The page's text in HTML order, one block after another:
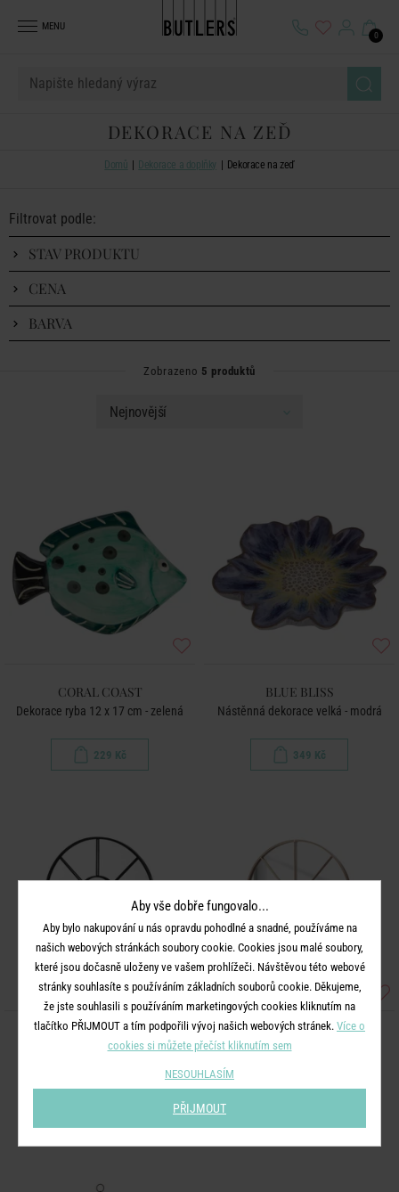
MENU
0
DEKORACE NA ZEĎ
Domů Dekorace a doplňky Dekorace na zeď
Filtrovat podle:
STAV PRODUKTU
CENA
BARVA
Zobrazeno 5 produktů
CORAL COAST
Dekorace ryba 12 x 17 cm - zelená
229 Kč
BLUE BLISS
Nástěnná dekorace velká - modrá
349 Kč
FINESTRA FINESTRA
Aby vše dobře fungovalo...
Aby bylo nakupování u nás opravdu pohodlné a snadné, používáme na
našich webových stránkách soubory cookie. Cookies jsou malé soubory,
které jsou dočasně uloženy ve vašem prohlížeči. Návštěvou této webové
stránky souhlasíte s používáním základních souborů cookie. Děkujeme,
že jste souhlasili s používáním marketingových cookies kliknutím na
tlačítko PŘIJMOUT a tím podpořili vývoj našich webových stránek. Více o
cookies si můžete přečíst kliknutím sem
NESOUHLASÍM
PŘIJMOUT